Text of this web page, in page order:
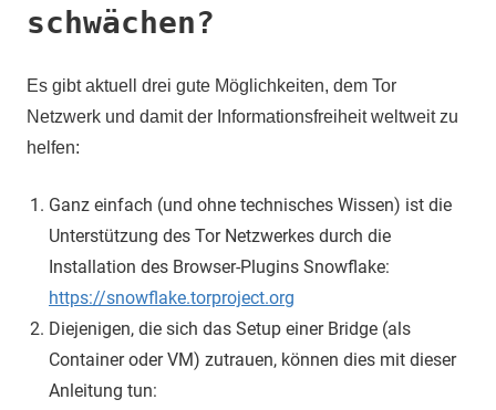
schwächen?
Es gibt aktuell drei gute Möglichkeiten, dem Tor
Netzwerk und damit der Informationsfreiheit weltweit zu
helfen:
Ganz einfach (und ohne technisches Wissen) ist die
Unterstützung des Tor Netzwerkes durch die
Installation des Browser-Plugins Snowflake:
https://snowflake.torproject.org
Diejenigen, die sich das Setup einer Bridge (als
Container oder VM) zutrauen, können dies mit dieser
Anleitung tun: